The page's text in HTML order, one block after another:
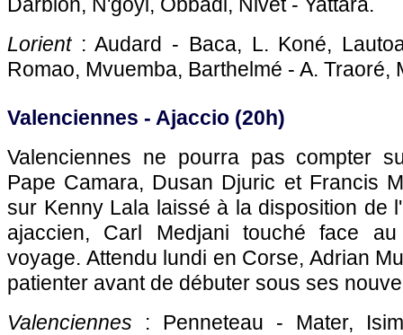
Lorient: Audard - Baca, L. Koné,
Romao, Mvuemba, Barthelmé - A. Traoré,
Valenciennes - Ajaccio (20h)
Valenciennes ne pourra pas compter
Pape Camara, Dusan Djuric et Francis
sur Kenny Lala laissé à la disposition de
ajaccien, Carl Medjani touché face
voyage. Attendu lundi en Corse, Adrian
patienter avant de débuter sous ses
Valenciennes : Penneteau - Mater,